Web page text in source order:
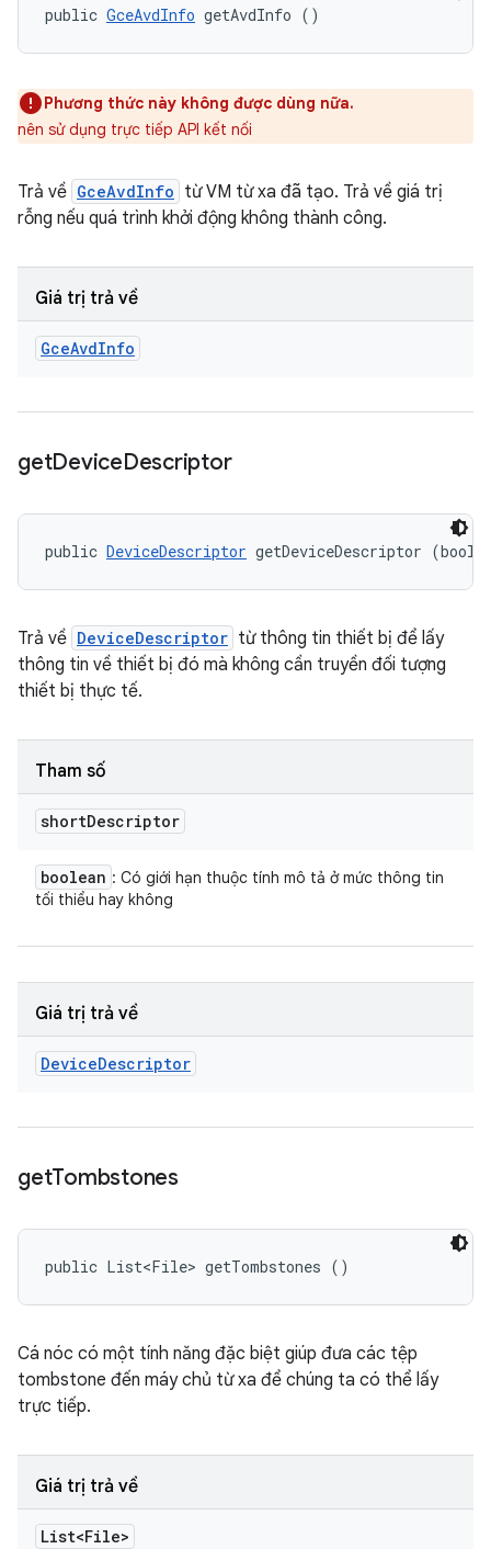
public GceAvdInfo getAvdInfo ()
Phương thức này không được dùng nữa.
nên sử dụng trực tiếp API kết nối
Trả về GceAvdInfo từ VM từ xa đã tạo. Trả về giá trị
rỗng nếu quá trình khởi động không thành công.
Giá trị trả về
GceAvdInfo
getDeviceDescriptor
public DeviceDescriptor getDeviceDescriptor
Trả về DeviceDescriptor từ thông tin thiết bị để lấy
thông tin về thiết bị đó mà không cần truyền đối tượng
thiết bị thực tế.
Tham số
shortDescriptor
boolean : Có giới hạn thuộc tính mô tả ở mức thông tin
tối thiểu hay không
Giá trị trả về
DeviceDescriptor
getTombstones
public List<File> getTombstones ()
Cá nóc có một tính năng đặc biệt giúp đưa các tệp
tombstone đến máy chủ từ xa để chúng ta có thể lấy
trực tiếp.
Giá trị trả về
List<File>